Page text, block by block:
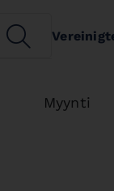
SEARCH
Myynti